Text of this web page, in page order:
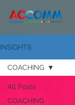
INSIGHTS
All Posts
COACHING
COACHING